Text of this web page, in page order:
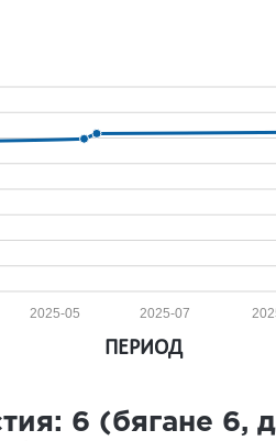
2025-07
2025-05
ПЕРИОД
6 (бягане 6,